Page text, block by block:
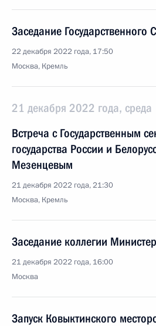
Заседание Государственного
22 декабря 2022 года, 17:50
Москва, Кремль
21 декабря 2022 года, среда
Встреча с Государственным
государства России и
Мезенцевым
21 декабря 2022 года, 21:30
Москва, Кремль
Заседание коллегии
21 декабря 2022 года, 16:00
Москва
Запуск Ковыктинского